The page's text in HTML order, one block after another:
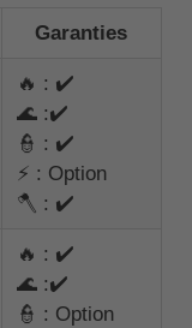
Garanties
🔥 : ✔️
🌊 :✔️
👮 : ✔️
⚡ : Option
🪓 : ✔️
🔥 : ✔️
🌊 :✔️
👮 : Option